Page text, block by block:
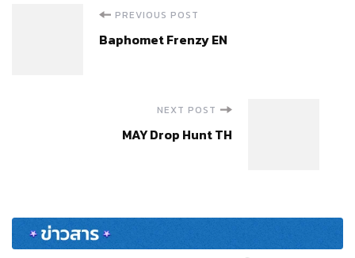
Navigation
PREVIOUS POST
Baphomet Frenzy EN
NEXT POST
MAY Drop Hunt TH